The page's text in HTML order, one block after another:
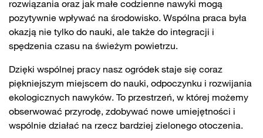
rozwiązania oraz jak małe codzienne nawyki mogą
pozytywnie wpływać na środowisko. Wspólna praca była
okazją nie tylko do nauki, ale także do integracji i
spędzenia czasu na świeżym powietrzu.
Dzięki wspólnej pracy nasz ogródek staje się coraz
piękniejszym miejscem do nauki, odpoczynku i rozwijania
ekologicznych nawyków. To przestrzeń, w której możemy
obserwować przyrodę, zdobywać nowe umiejętności i
wspólnie działać na rzecz bardziej zielonego otoczenia.